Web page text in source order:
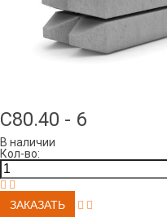
С80.40 - 6
В наличии
Кол-во: